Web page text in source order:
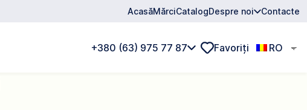
AcasăMărciCatalogDespre noi Contacte
+380 (63) 975 77 87 Favoriți RO